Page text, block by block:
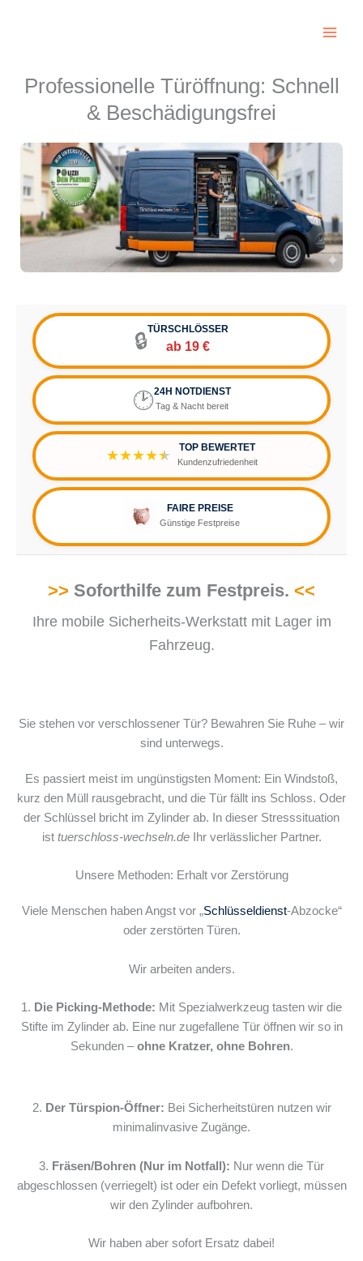
Professionelle Türöffnung: Schnell
& Beschädigungsfrei
🔒TÜRSCHLÖSSER
ab 19 €
🕑24H NOTDIENST
Tag & Nacht bereit
★★★★★ TOP BEWERTET
Kundenzufriedenheit
FAIRE PREISE
Günstige Festpreise
>> Soforthilfe zum Festpreis. <<
Ihre mobile Sicherheits-Werkstatt mit Lager im
Fahrzeug.
Sie stehen vor verschlossener Tür? Bewahren Sie Ruhe – wir
sind unterwegs.
Es passiert meist im ungünstigsten Moment: Ein Windstoß,
kurz den Müll rausgebracht, und die Tür fällt ins Schloss. Oder
der Schlüssel bricht im Zylinder ab. In dieser Stresssituation
ist tuerschloss-wechseln.deIhr verlässlicher Partner.
Unsere Methoden: Erhalt vor Zerstörung
Viele Menschen haben Angst vor „Schlüsseldienst-Abzocke“
oder zerstörten Türen.
Wir arbeiten anders.
1. Die Picking-Methode: Mit Spezialwerkzeug tasten wir die
Stifte im Zylinder ab. Eine nur zugefallene Tür öffnen wir so in
Sekunden –ohne Kratzer, ohne Bohren.
2. Der Türspion-Öffner: Bei Sicherheitstüren nutzen wir
minimalinvasive Zugänge.
3. Fräsen/Bohren (Nur im Notfall): Nur wenn die Tür
abgeschlossen (verriegelt) ist oder ein Defekt vorliegt, müssen
wir den Zylinder aufbohren.
Wir haben aber sofort Ersatz dabei!